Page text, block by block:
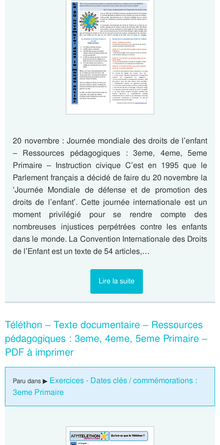
20 novembre : Journée mondiale des droits de l’enfant
– Ressources pédagogiques : 3eme, 4eme, 5eme
Primaire – Instruction civique C’est en 1995 que le
Parlement français a décidé de faire du 20 novembre la
‘Journée Mondiale de défense et de promotion des
droits de l’enfant’. Cette journée internationale est un
moment privilégié pour se rendre compte des
nombreuses injustices perpétrées contre les enfants
dans le monde. La Convention Internationale des Droits
de l’Enfant est un texte de 54 articles,…
Lire la suite
Téléthon – Texte documentaire – Ressources
pédagogiques : 3eme, 4eme, 5eme Primaire –
PDF à imprimer
Paru dans ▶ Exercices - Dates clés / commémorations :
3eme Primaire